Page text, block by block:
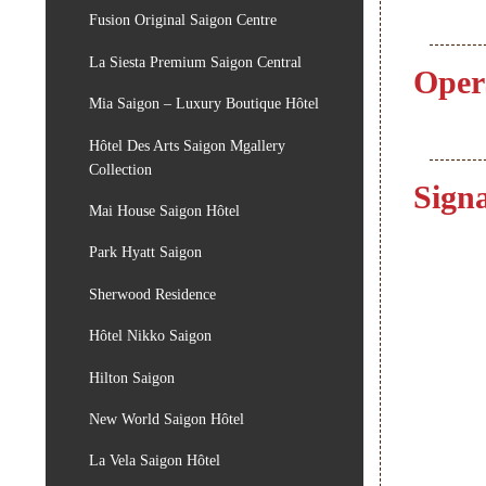
Fusion Original Saigon Centre
La Siesta Premium Saigon Central
Mia Saigon – Luxury Boutique Hôtel
Hôtel Des Arts Saigon Mgallery
Collection
Mai House Saigon Hôtel
Park Hyatt Saigon
Sherwood Residence
Hôtel Nikko Saigon
Hilton Saigon
New World Saigon Hôtel
La Vela Saigon Hôtel